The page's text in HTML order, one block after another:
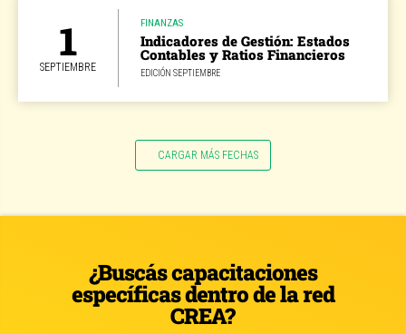
1
SEPTIEMBRE
FINANZAS
Indicadores de Gestión: Estados
Contables y Ratios Financieros
EDICIÓN SEPTIEMBRE
CARGAR MÁS FECHAS
¿Buscás capacitaciones
específicas dentro de la red
CREA?